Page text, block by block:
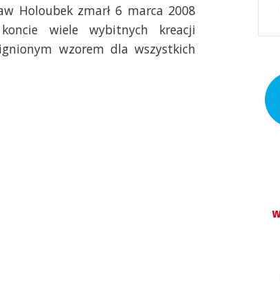
Holoubek zmarł 6 marca 2008
wiele wybitnych kreacji
wzorem dla wszystkich